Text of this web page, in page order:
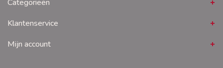
Categorieën
Klantenservice
Mijn account